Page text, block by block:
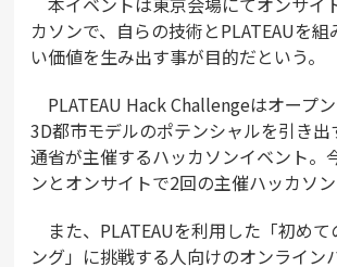
カソンで、自らの技術とPLATEAUを
い価値を生み出す事が目的だという。
PLATEAU Hack Challengeはオープ
3D都市モデルのポテンシャルを引き
通省が主催するハッカソンイベント。
ンとオンサイトで2回の主催ハッカソン
また、PLATEAUを利用した「初め
ング」に挑戦する人向けのオンライン